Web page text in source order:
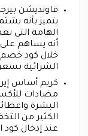
فاونديشن
يتميز بأنه
الهامة التي
أنه يساهم
الشرائية
كريم أساس
البشرة
الكثير من
عند إدخال